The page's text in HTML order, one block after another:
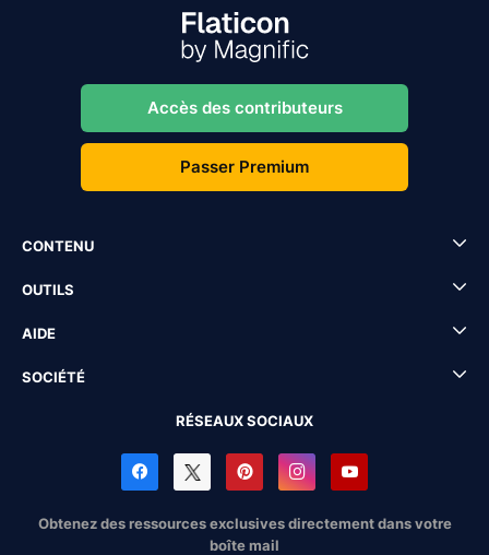
Accès des contributeurs
Passer Premium
CONTENU
OUTILS
AIDE
SOCIÉTÉ
RÉSEAUX SOCIAUX
Obtenez des ressources exclusives directement dans votre
boîte mail